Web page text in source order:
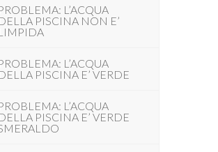
L’ACQUA
PISCINA NON E’
L’ACQUA
PISCINA E’ VERDE
L’ACQUA
PISCINA E’ VERDE